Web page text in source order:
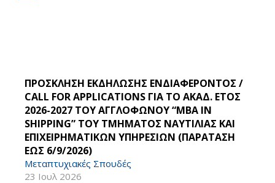
ΠΡΟΣΚΛΗΣΗ ΕΚΔΗΛΩΣΗΣ ΕΝΔΙΑΦΕΡΟΝΤΟΣ /
CALL FOR APPLICATIONS ΓΙΑ ΤΟ ΑΚΑΔ. ΕΤΟΣ
2026-2027 ΤΟΥ ΑΓΓΛΟΦΩΝΟΥ “MBA IN
SHIPPING” ΤΟΥ ΤΜΗΜΑΤΟΣ ΝΑΥΤΙΛΙΑΣ ΚΑΙ
ΕΠΙΧΕΙΡΗΜΑΤΙΚΩΝ ΥΠΗΡΕΣΙΩΝ (ΠΑΡΑΤΑΣΗ
ΕΩΣ 6/9/2026)
Μεταπτυχιακές Σπουδές
23 Ιουλ 2026